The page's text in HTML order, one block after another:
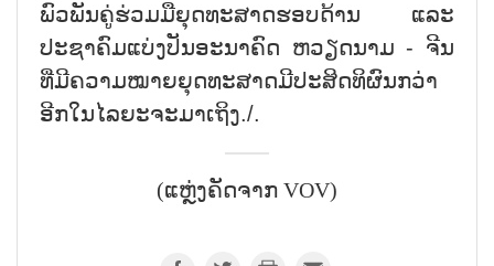
ພົວພັນຄູ່ຮ່ວມມືຍຸດທະສາດຮອບດ້ານ ແລະ
ປະຊາຄົມແບ່ງປັນອະນາຄົດ ຫວຽດນາມ - ຈີນ
ທີ່ມີຄວາມໝາຍຍຸດທະສາດມີປະສິດທິຜົນກວ່າ
ອີກໃນໄລຍະຈະມາເຖິງ./.
(ແຫຼ່ງຄັດຈາກ VOV)